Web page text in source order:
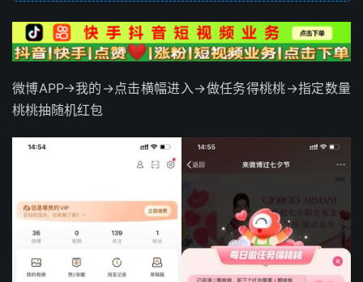
微博APP->我的->点击横幅进入->做任务得桃桃->指定数量
桃桃抽随机红包